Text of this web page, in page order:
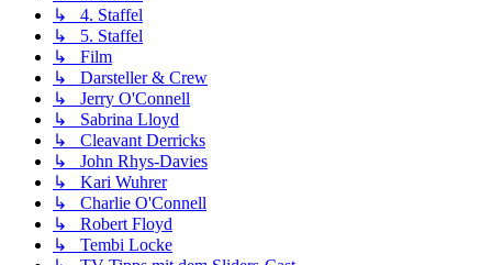
↳ 4. Staffel
↳ 5. Staffel
↳ Film
↳ Darsteller & Crew
↳ Jerry O'Connell
↳ Sabrina Lloyd
↳ Cleavant Derricks
↳ John Rhys-Davies
↳ Kari Wuhrer
↳ Charlie O'Connell
↳ Robert Floyd
↳ Tembi Locke